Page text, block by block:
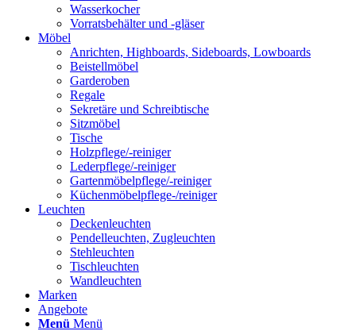
Wasserkocher
Vorratsbehälter und -gläser
Möbel
Anrichten, Highboards, Sideboards, Lowboards
Beistellmöbel
Garderoben
Regale
Sekretäre und Schreibtische
Sitzmöbel
Tische
Holzpflege/-reiniger
Lederpflege/-reiniger
Gartenmöbelpflege/-reiniger
Küchenmöbelpflege-/reiniger
Leuchten
Deckenleuchten
Pendelleuchten, Zugleuchten
Stehleuchten
Tischleuchten
Wandleuchten
Marken
Angebote
Menü Menü